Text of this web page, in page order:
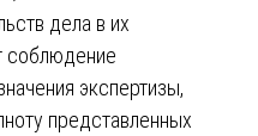
дела в их
соблюдение
экспертизы,
представленных